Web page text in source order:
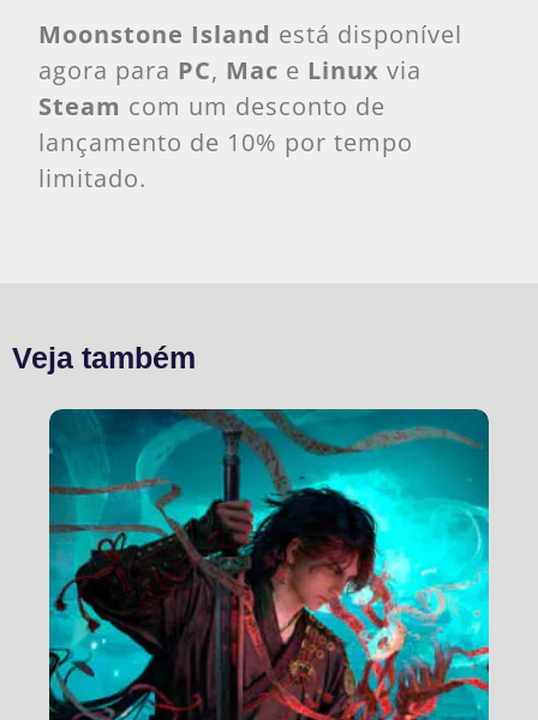
Moonstone Island está disponível
agora para PC, Mac e Linux via
Steam com um desconto de
lançamento de 10% por tempo
limitado.
Veja também